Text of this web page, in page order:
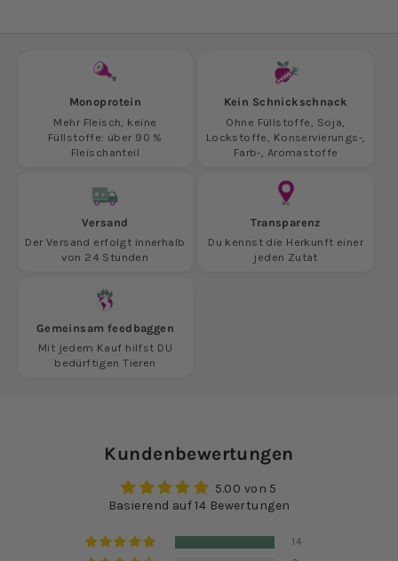
Monoprotein
Mehr Fleisch, keine
Füllstoffe: über 90 %
Fleischanteil
Kein Schnickschnack
Ohne Füllstoffe, Soja,
Lockstoffe, Konservierungs-,
Farb-, Aromastoffe
Versand
Der Versand erfolgt innerhalb
von 24 Stunden
Transparenz
Du kennst die Herkunft einer
jeden Zutat
Gemeinsam feedbaggen
Mit jedem Kauf hilfst DU
bedürftigen Tieren
Kundenbewertungen
5.00 von 5
Basierend auf 14 Bewertungen
14